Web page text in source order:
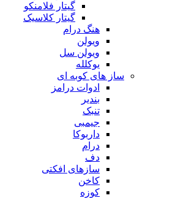
گیتار فلامنکو
گیتار کلاسیک
هنگ درام
ویولن
ویولن سل
یوکلله
ساز های کوبه ای
ادوات درامز
بندیر
تنبک
جیمبی
داربوکا
درام
دف
سازهای افکتی
کاخن
کوزه